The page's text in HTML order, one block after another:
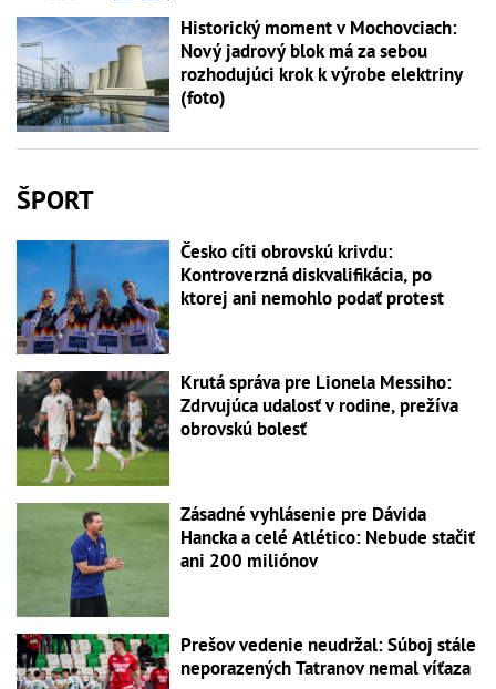
Historický moment v Mochovciach:
Nový jadrový blok má za sebou
rozhodujúci krok k výrobe elektriny
(foto)
ŠPORT
Česko cíti obrovskú krivdu:
Kontroverzná diskvalifikácia, po
ktorej ani nemohlo podať protest
Krutá správa pre Lionela Messiho:
Zdrvujúca udalosť v rodine, prežíva
obrovskú bolesť
Zásadné vyhlásenie pre Dávida
Hancka a celé Atlético: Nebude stačiť
ani 200 miliónov
Prešov vedenie neudržal: Súboj stále
neporazených Tatranov nemal víťaza